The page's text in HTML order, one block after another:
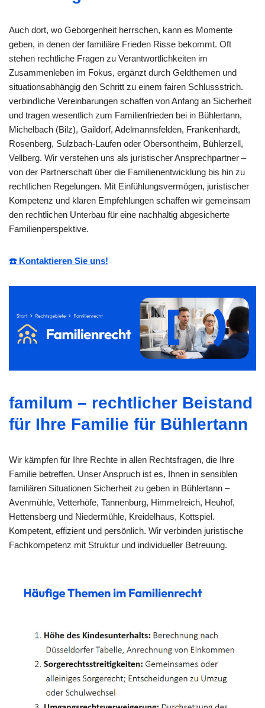
Auch dort, wo Geborgenheit herrschen, kann es Momente
geben, in denen der familiäre Frieden Risse bekommt. Oft
stehen rechtliche Fragen zu Verantwortlichkeiten im
Zusammenleben im Fokus, ergänzt durch Geldthemen und
situationsabhängig den Schritt zu einem fairen Schlussstrich.
verbindliche Vereinbarungen schaffen von Anfang an Sicherheit
und tragen wesentlich zum Familienfrieden bei in Bühlertann,
Michelbach (Bilz), Gaildorf, Adelmannsfelden, Frankenhardt,
Rosenberg, Sulzbach-Laufen oder Obersontheim, Bühlerzell,
Vellberg. Wir verstehen uns als juristischer Ansprechpartner –
von der Partnerschaft über die Familienentwicklung bis hin zu
rechtlichen Regelungen. Mit Einfühlungsvermögen, juristischer
Kompetenz und klaren Empfehlungen schaffen wir gemeinsam
den rechtlichen Unterbau für eine nachhaltig abgesicherte
Familienperspektive.
☎️ Kontaktieren Sie uns!
familum – rechtlicher Beistand
für Ihre Familie für Bühlertann
Wir kämpfen für Ihre Rechte in allen Rechtsfragen, die Ihre
Familie betreffen. Unser Anspruch ist es, Ihnen in sensiblen
familiären Situationen Sicherheit zu geben in Bühlertann –
Avenmühle, Vetterhöfe, Tannenburg, Himmelreich, Heuhof,
Hettensberg und Niedermühle, Kreidelhaus, Kottspiel.
Kompetent, effizient und persönlich. Wir verbinden juristische
Fachkompetenz mit Struktur und individueller Betreuung.